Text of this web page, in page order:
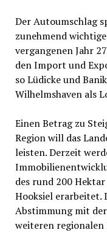
Der Autoumschlag
zunehmend
vergangenen Jahr
den Import und
so Lüdicke und
Wilhelmshaven als
Einen Betrag zu
Region will das
leisten. Derzeit
des rund 200
Hooksiel erarbeitet.
Abstimmung mit
weiteren